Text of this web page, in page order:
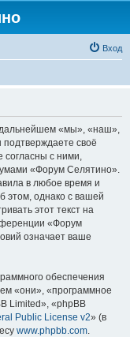
Вход
«мы», «наш»,
своё
согласны с ними,
«Форум Селятино».
в любое время и
этом, однако с вашей
этот текст на
«Форум
означает ваше
обеспечения
«они», «программное
Limited», «phpBB
Public License v2» (в
www.phpbb.com.